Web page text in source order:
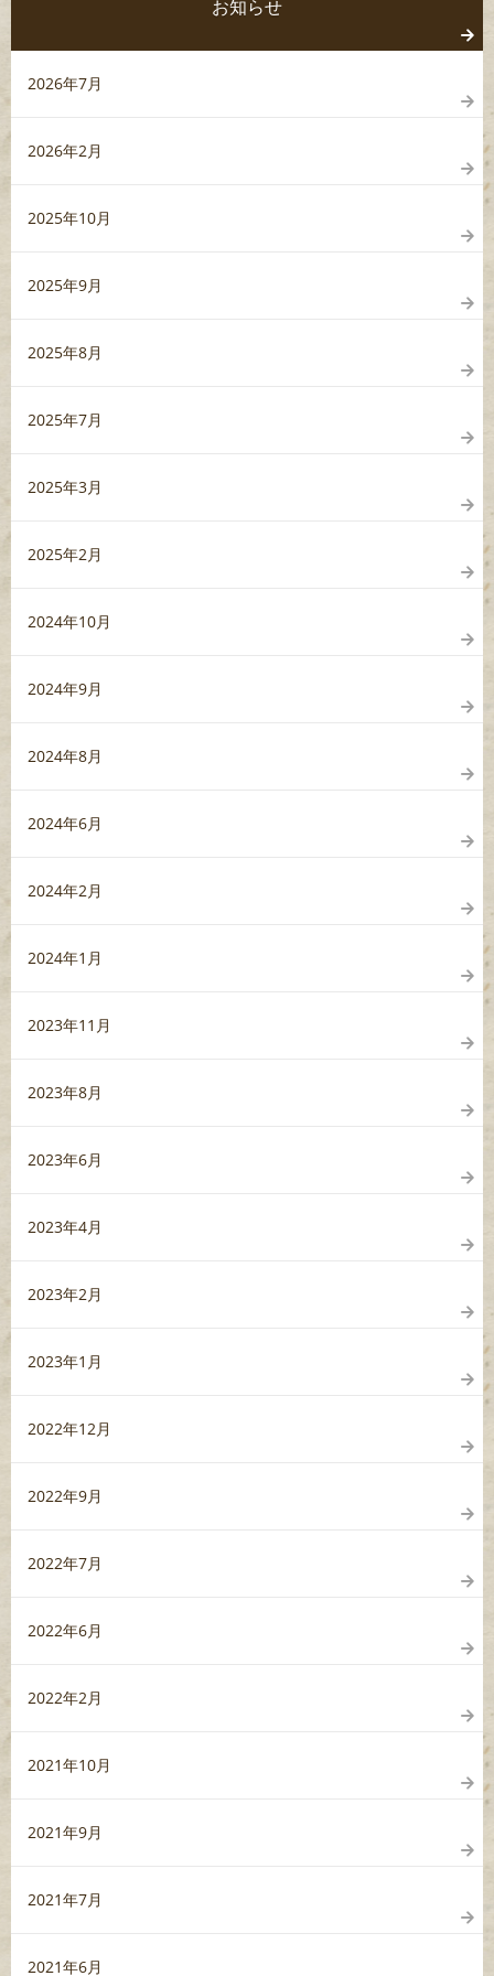
お知らせ
2026年7月
2026年2月
2025年10月
2025年9月
2025年8月
2025年7月
2025年3月
2025年2月
2024年10月
2024年9月
2024年8月
2024年6月
2024年2月
2024年1月
2023年11月
2023年8月
2023年6月
2023年4月
2023年2月
2023年1月
2022年12月
2022年9月
2022年7月
2022年6月
2022年2月
2021年10月
2021年9月
2021年7月
2021年6月